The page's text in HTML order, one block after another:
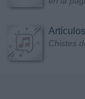
Chistes